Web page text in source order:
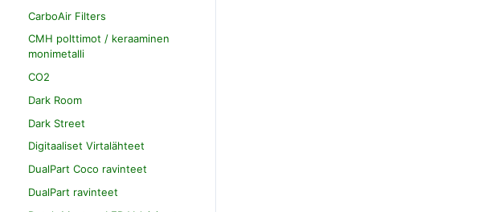
CarboAir Filters
CMH polttimot / keraaminen
monimetalli
CO2
Dark Room
Dark Street
Digitaaliset Virtalähteet
DualPart Coco ravinteet
DualPart ravinteet